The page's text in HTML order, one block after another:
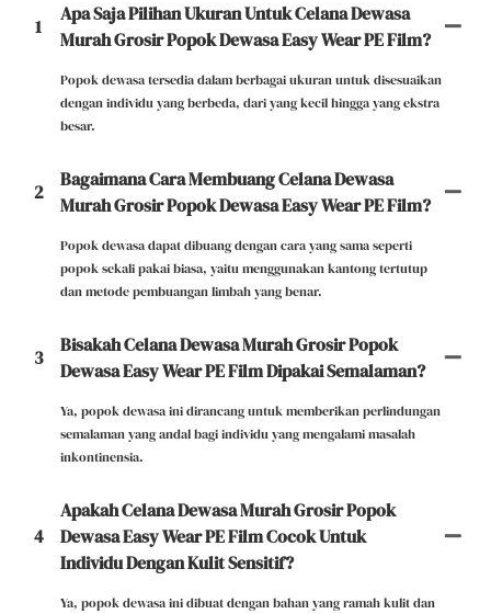
1
Apa Saja Pilihan Ukuran Untuk Celana Dewasa
Murah Grosir Popok Dewasa Easy Wear PE Film?
Popok dewasa tersedia dalam berbagai ukuran untuk disesuaikan
dengan individu yang berbeda, dari yang kecil hingga yang ekstra
besar.
2
Bagaimana Cara Membuang Celana Dewasa
Murah Grosir Popok Dewasa Easy Wear PE Film?
Popok dewasa dapat dibuang dengan cara yang sama seperti
popok sekali pakai biasa, yaitu menggunakan kantong tertutup
dan metode pembuangan limbah yang benar.
3
Bisakah Celana Dewasa Murah Grosir Popok
Dewasa Easy Wear PE Film Dipakai Semalaman?
Ya, popok dewasa ini dirancang untuk memberikan perlindungan
semalaman yang andal bagi individu yang mengalami masalah
inkontinensia.
4
Apakah Celana Dewasa Murah Grosir Popok
Dewasa Easy Wear PE Film Cocok Untuk
Individu Dengan Kulit Sensitif?
Ya, popok dewasa ini dibuat dengan bahan yang ramah kulit dan